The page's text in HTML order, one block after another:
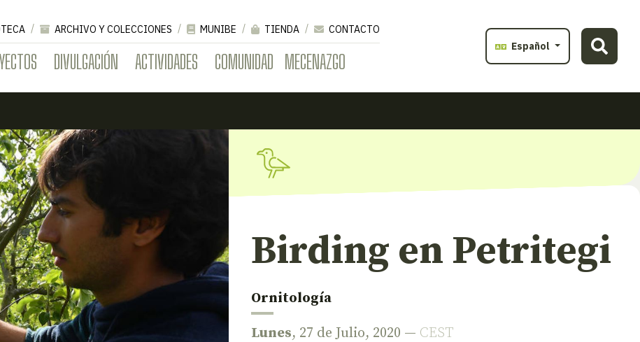
DIVULGACIÓN ACTIVIDADES COMUNIDAD MECENAZGO
ARCHIVO Y COLECCIONES MUNIBE TIENDA
CONTACTO
Español
Birding en Petritegi
Ornitología
Lunes, 27 de Julio, 2020 — CEST